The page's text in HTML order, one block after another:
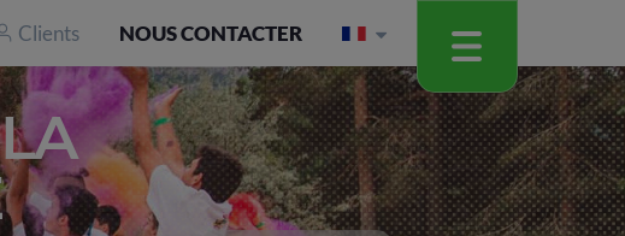
Clients NOUS CONTACTER